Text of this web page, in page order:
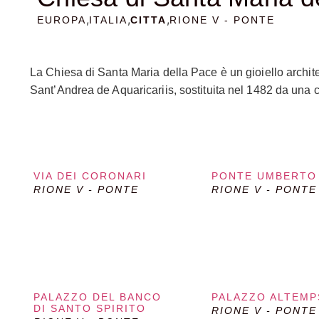
EUROPA,ITALIA,CITTA,RIONE V - PONTE
La Chiesa di Santa Maria della Pace è un gioiello
Sant’Andrea de Aquaricariis, sostituita nel 1482 da
Giovane, ospita affreschi di Rosso Fiorentino e
Mignanelli, con marmi provenienti dal Tempio di Giove
artisti, tra cui Carlo Maratta e Baldassarre Peruzzi. Un
VIA DEI CORONARI
RIONE V - PONTE
PONTE UMBERTO
RIONE V - PONTE
PALAZZO DEL BANCO
DI SANTO SPIRITO
PALAZZO
RIONE V - PONTE